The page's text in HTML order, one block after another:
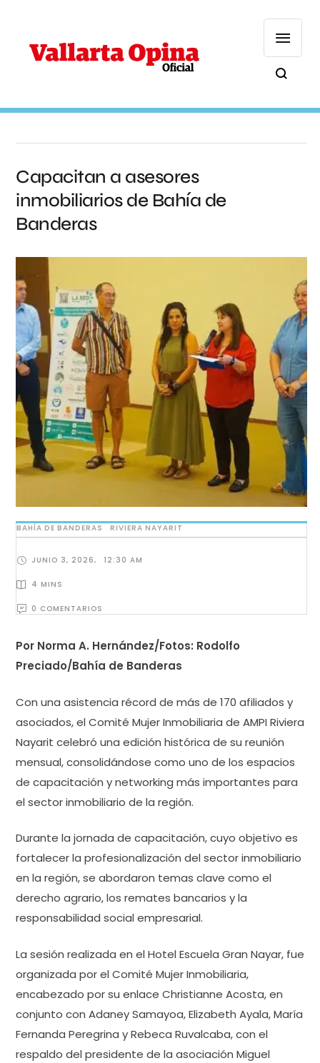
Capacitan a asesores
inmobiliarios de Bahía de
Banderas
BAHÍA DE BANDERAS RIVIERA NAYARIT
JUNIO 3, 2026, 12:30 AM
4 MINS
0 COMENTARIOS
Por Norma A. Hernández/Fotos: Rodolfo
Preciado/Bahía de Banderas
Con una asistencia récord de más de 170 afiliados y
asociados, el Comité Mujer Inmobiliaria de AMPI Riviera
Nayarit celebró una edición histórica de su reunión
mensual, consolidándose como uno de los espacios
de capacitación y networking más importantes para
el sector inmobiliario de la región.
Durante la jornada de capacitación, cuyo objetivo es
fortalecer la profesionalización del sector inmobiliario
en la región, se abordaron temas clave como el
derecho agrario, los remates bancarios y la
responsabilidad social empresarial.
La sesión realizada en el Hotel Escuela Gran Nayar, fue
organizada por el Comité Mujer Inmobiliaria,
encabezado por su enlace Christianne Acosta, en
conjunto con Adaney Samayoa, Elizabeth Ayala, María
Fernanda Peregrina y Rebeca Ruvalcaba, con el
respaldo del presidente de la asociación Miguel